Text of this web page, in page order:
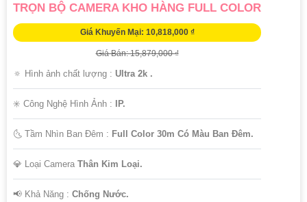
TRỌN BỘ CAMERA KHO HÀNG FULL COLOR
Giá Khuyến Mại: 10,818,000 ₫
Giá Bán: 15,879,000 ₫
🔅 Hình ảnh chất lượng : Ultra 2k .
✳️ Công Nghệ Hình Ảnh : IP.
🌜 Tầm Nhìn Ban Đêm : Full Color 30m Có Màu Ban Đêm.
💎 Loại Camera Thân Kim Loại.
️📢 Khả Năng : Chống Nước.